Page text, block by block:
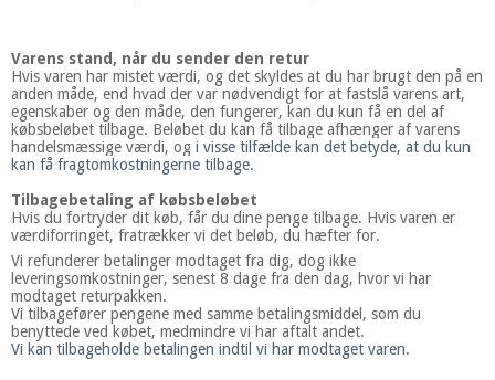
Varens stand, når du sender den retur
Hvis varen har mistet værdi, og det skyldes at du har brugt den på en
anden måde, end hvad der var nødvendigt for at fastslå varens art,
egenskaber og den måde, den fungerer, kan du kun få en del af
købsbeløbet tilbage. Beløbet du kan få tilbage afhænger af varens
handelsmæssige værdi, og i visse tilfælde kan det betyde, at du kun
kan få fragtomkostningerne tilbage.
Tilbagebetaling af købsbeløbet
Hvis du fortryder dit køb, får du dine penge tilbage. Hvis varen er
værdiforringet, fratrækker vi det beløb, du hæfter for.
Vi refunderer betalinger modtaget fra dig, dog ikke
leveringsomkostninger, senest 8 dage fra den dag, hvor vi har
modtaget returpakken.
Vi tilbagefører pengene med samme betalingsmiddel, som du
benyttede ved købet, medmindre vi har aftalt andet.
Vi kan tilbageholde betalingen indtil vi har modtaget varen.